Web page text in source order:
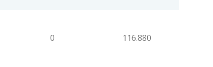
0 116.880